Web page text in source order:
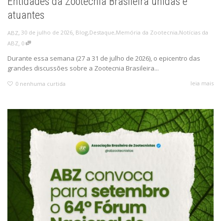
atuantes
ABZ, 30 de julho de 2026, Blog,Destaque,Memória da Zootecnia,Notícias da
ABZ, 0
Durante essa semana (27 a 31 de julho de 2026), o epicentro das
grandes discussões sobre a Zootecnia Brasileira...
0 nenhuma curtida leia mais